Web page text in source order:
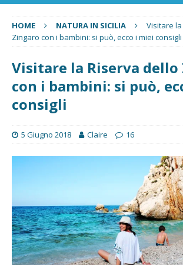
HOME NATURA IN SICILIA
Visitare
Zingaro con i bambini: si può, ecco i miei consigli
Visitare la Riserva dello
con i bambini: si può,
consigli
5 Giugno 2018 Claire 16